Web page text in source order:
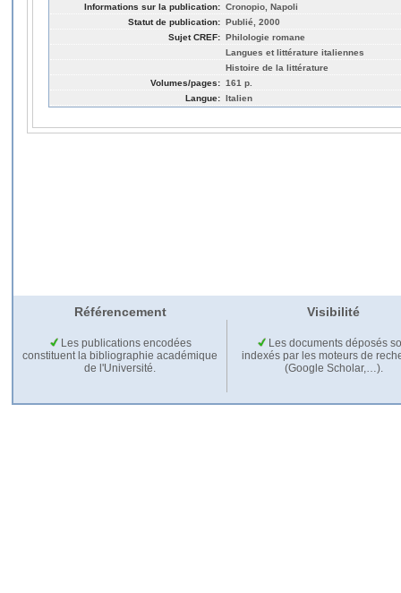
Informations sur la publication: Cronopio, Napoli
Statut de publication: Publié, 2000
Sujet CREF: Philologie romane
Langues et littérature italiennes
Histoire de la littérature
Volumes/pages: 161 p.
Langue: Italien
Référencement Visibilité
Les publications encodées
constituent la bibliographie académique
de l'Université.
Les documents déposés
indexés par les moteurs de
(Google Scholar,…).